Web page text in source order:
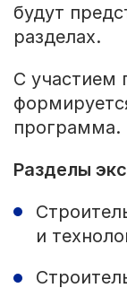
будут
разделах.
С участием
программа.
Разделы
и